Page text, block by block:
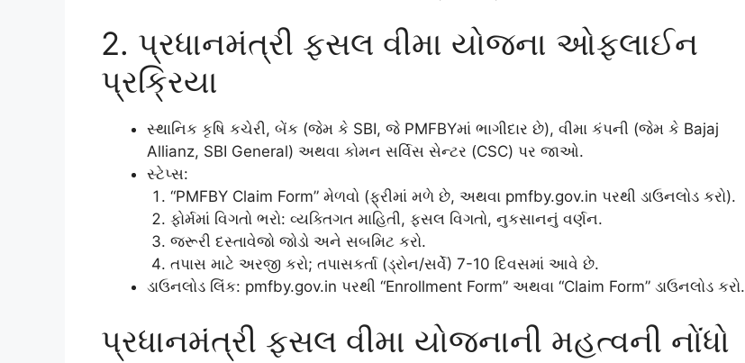
2. પ્રધાનમંત્રી ફસલ વીમા યોજના ઓફલાઈન
પ્રક્રિયા
સ્થાનિક કૃષિ કચેરી, બેંક (જેમ કે SBI, જે PMFBYમાં ભાગીદાર છે), વીમા કંપની (જેમ કે Bajaj
Allianz, SBI General) અથવા કોમન સર્વિસ સેન્ટર (CSC) પર જાઓ.
સ્ટેપ્સ:
“PMFBY Claim Form” મેળવો (ફ્રીમાં મળે છે, અથવા pmfby.gov.in પરથી ડાઉનલોડ કરો).
ફોર્મમાં વિગતો ભરો: વ્યક્તિગત માહિતી, ફસલ વિગતો, નુકસાનનું વર્ણન.
જરૂરી દસ્તાવેજો જોડો અને સબમિટ કરો.
તપાસ માટે અરજી કરો; તપાસકર્તા (ડ્રોન/સર્વે) 7-10 દિવસમાં આવે છે.
ડાઉનલોડ લિંક: pmfby.gov.in પરથી “Enrollment Form” અથવા “Claim Form” ડાઉનલોડ કરો.
પ્રધાનમંત્રી ફસલ વીમા યોજનાની મહત્વની નોંધો